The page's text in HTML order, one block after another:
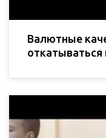
Валютные
откатываться